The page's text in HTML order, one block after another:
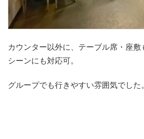
カウンター以外に、テーブル席・座
シーンにも対応可。
グループでも行きやすい雰囲気でした